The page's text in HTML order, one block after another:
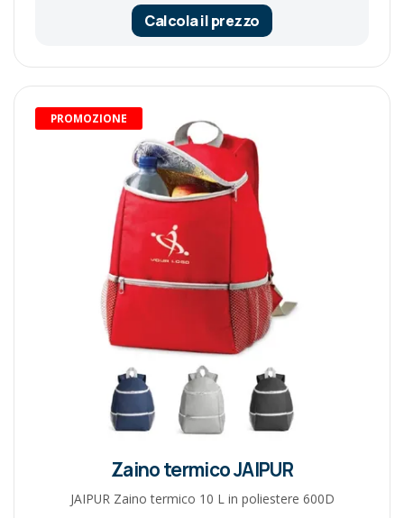
Calcola il prezzo
PROMOZIONE
Zaino termico JAIPUR
JAIPUR Zaino termico 10 L in poliestere 600D